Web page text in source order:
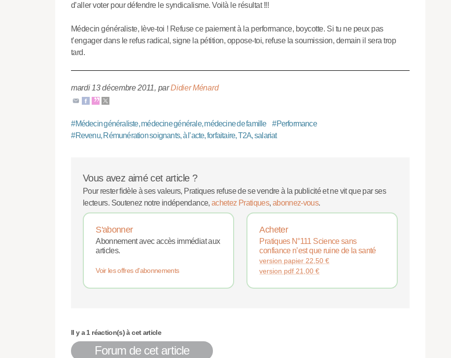
d’aller voter pour défendre le syndicalisme. Voilà le résultat !!!
Médecin généraliste, lève-toi ! Refuse ce paiement à la performance, boycotte. Si tu ne peux pas
t’engager dans le refus radical, signe la pétition, oppose-toi, refuse la soumission, demain il sera trop
tard.
mardi 13 décembre 2011, parDidier Ménard
#Médecin généraliste, médecine générale, médecine de famille #Performance
#Revenu, Rémunération soignants, à l’acte, forfaitaire, T2A, salariat
Vous avez aimé cet article ?
Pour rester fidèle à ses valeurs, Pratiques refuse de se vendre à la publicité et ne vit que par ses
lecteurs. Soutenez notre indépendance, achetez Pratiques, abonnez-vous.
S'abonner
Abonnement avec accès immédiat aux
articles.
Voir les offres d'abonnements
Acheter
Pratiques N°111 Science sans
confiance n’est que ruine de la santé
version papier 22,50€
version pdf 21,00€
Il y a 1 réaction(s) à cet article
Forum de cet article